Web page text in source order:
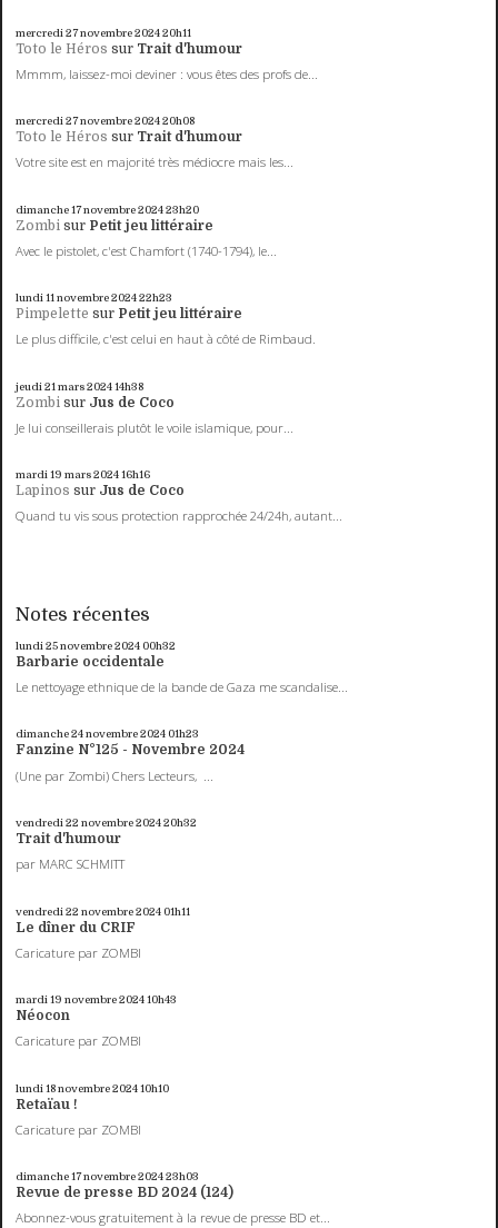
mercredi 27novembre 202420h11
Toto le Héros sur Trait d'humour
Mmmm, laissez-moi deviner : vous êtes des profs de...
mercredi 27novembre 202420h08
Toto le Héros sur Trait d'humour
Votre site est en majorité très médiocre mais les...
dimanche 17novembre 202423h20
Zombi sur Petit jeu littéraire
Avec le pistolet, c'est Chamfort (1740-1794), le...
lundi 11novembre 202422h23
Pimpelette sur Petit jeu littéraire
Le plus difficile, c'est celui en haut à côté de Rimbaud.
jeudi 21 mars 202414h38
Zombi sur Jus de Coco
Je lui conseillerais plutôt le voile islamique, pour...
mardi 19 mars 202416h16
Lapinos sur Jus de Coco
Quand tu vis sous protection rapprochée 24/24h, autant...
Notes récentes
lundi 25novembre 2024 00h32
Barbarie occidentale
Le nettoyage ethnique de la bande de Gaza me scandalise...
dimanche 24novembre 2024 01h23
Fanzine N°125 - Novembre 2024
(Une par Zombi) Chers Lecteurs, ...
vendredi 22 novembre 202420h32
Trait d'humour
par MARC SCHMITT
vendredi 22 novembre 2024 01h11
Le dîner du CRIF
Caricature par ZOMBI
mardi 19 novembre 202410h43
Néocon
Caricature par ZOMBI
lundi 18novembre 202410h10
Retaïau !
Caricature par ZOMBI
dimanche 17novembre 202423h03
Revue de presse BD 2024 (124)
Abonnez-vous gratuitement à la revue de presse BD et...